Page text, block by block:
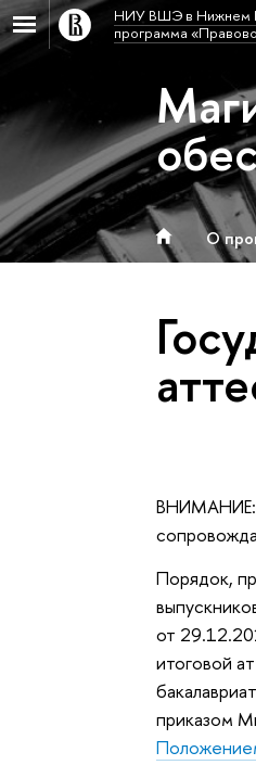
НИУ ВШЭ в Нижнем
программа
О
ВНИМАНИЕ:
Порядок,
от
итоговой
приказом